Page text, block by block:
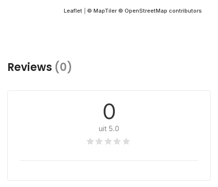
Leaflet © MapTiler © OpenStreetMap contributors
Reviews (0)
0
uit 5.0